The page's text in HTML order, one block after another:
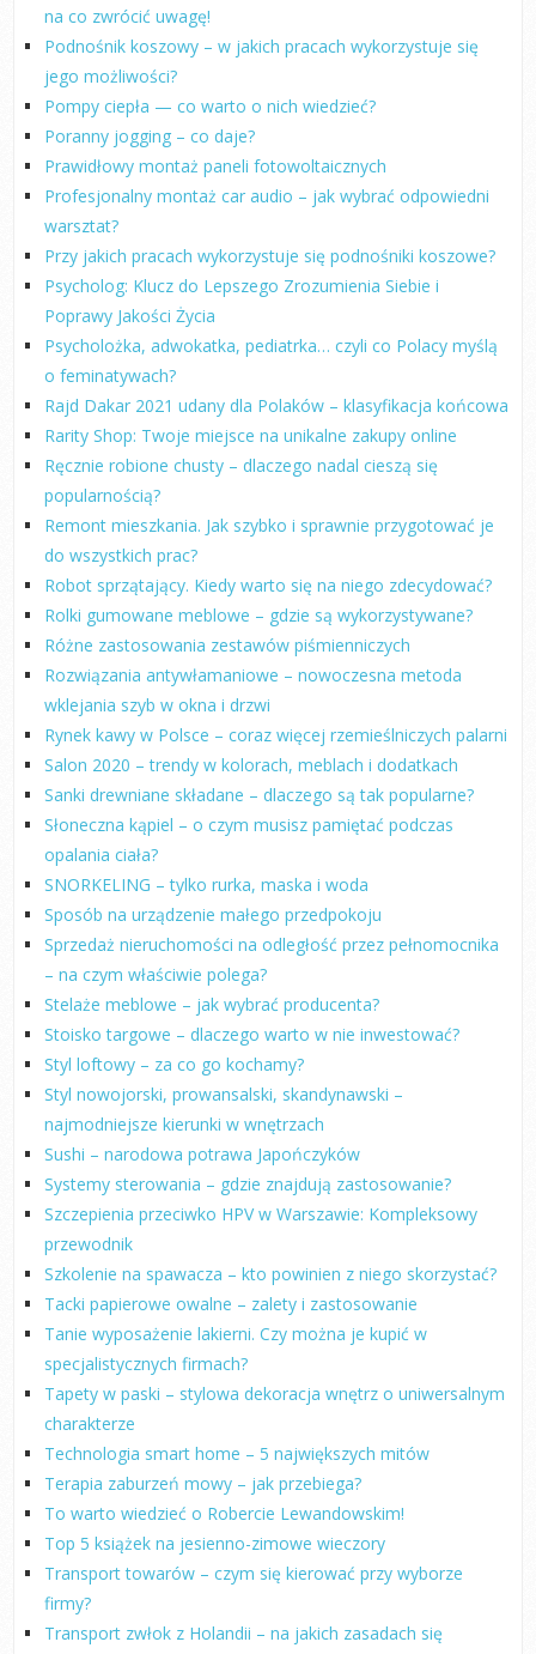
na co zwrócić uwagę!
Podnośnik koszowy – w jakich pracach wykorzystuje się
jego możliwości?
Pompy ciepła — co warto o nich wiedzieć?
Poranny jogging – co daje?
Prawidłowy montaż paneli fotowoltaicznych
Profesjonalny montaż car audio – jak wybrać odpowiedni
warsztat?
Przy jakich pracach wykorzystuje się podnośniki koszowe?
Psycholog: Klucz do Lepszego Zrozumienia Siebie i
Poprawy Jakości Życia
Psycholożka, adwokatka, pediatrka… czyli co Polacy myślą
o feminatywach?
Rajd Dakar 2021 udany dla Polaków – klasyfikacja końcowa
Rarity Shop: Twoje miejsce na unikalne zakupy online
Ręcznie robione chusty – dlaczego nadal cieszą się
popularnością?
Remont mieszkania. Jak szybko i sprawnie przygotować je
do wszystkich prac?
Robot sprzątający. Kiedy warto się na niego zdecydować?
Rolki gumowane meblowe – gdzie są wykorzystywane?
Różne zastosowania zestawów piśmienniczych
Rozwiązania antywłamaniowe – nowoczesna metoda
wklejania szyb w okna i drzwi
Rynek kawy w Polsce – coraz więcej rzemieślniczych palarni
Salon 2020 – trendy w kolorach, meblach i dodatkach
Sanki drewniane składane – dlaczego są tak popularne?
Słoneczna kąpiel – o czym musisz pamiętać podczas
opalania ciała?
SNORKELING – tylko rurka, maska i woda
Sposób na urządzenie małego przedpokoju
Sprzedaż nieruchomości na odległość przez pełnomocnika
– na czym właściwie polega?
Stelaże meblowe – jak wybrać producenta?
Stoisko targowe – dlaczego warto w nie inwestować?
Styl loftowy – za co go kochamy?
Styl nowojorski, prowansalski, skandynawski –
najmodniejsze kierunki w wnętrzach
Sushi – narodowa potrawa Japończyków
Systemy sterowania – gdzie znajdują zastosowanie?
Szczepienia przeciwko HPV w Warszawie: Kompleksowy
przewodnik
Szkolenie na spawacza – kto powinien z niego skorzystać?
Tacki papierowe owalne – zalety i zastosowanie
Tanie wyposażenie lakierni. Czy można je kupić w
specjalistycznych firmach?
Tapety w paski – stylowa dekoracja wnętrz o uniwersalnym
charakterze
Technologia smart home – 5 największych mitów
Terapia zaburzeń mowy – jak przebiega?
To warto wiedzieć o Robercie Lewandowskim!
Top 5 książek na jesienno-zimowe wieczory
Transport towarów – czym się kierować przy wyborze
firmy?
Transport zwłok z Holandii – na jakich zasadach się